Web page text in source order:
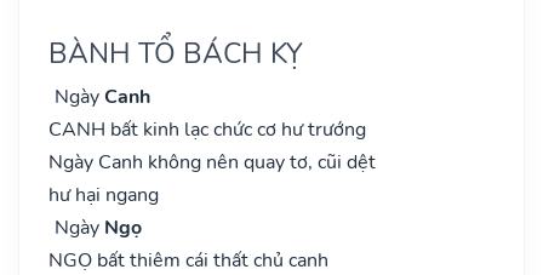
BÀNH TỔ BÁCH KỴ
NgàyCanh
CANH bất kinh lạc chức cơ hư trướng
Ngày Canh không nên quay tơ, cũi dệt
hư hại ngang
Ngày Ngọ
NGỌ bất thiêm cái thất chủ canh